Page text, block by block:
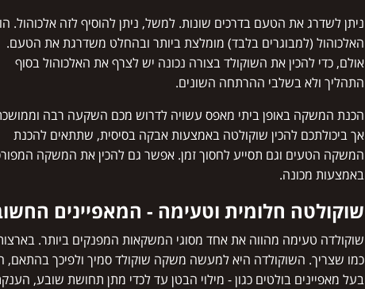
ניתן לשדרג את הטעם בדרכים שונות. למשל, ניתן להוסיף לזה אלכוהול.
האלכוהול (למבוגרים בלבד) מומלצת ביותר ובהחלט משדרגת את הטעם.
אולם, כדי להכין את השוקולד בצורה נכונה יש לצרף את האלכוהול בסוף
התהליך ולא בשלבי ההרתחה השונים.
הכנת המשקה באופן ביתי מאפס עשויה לדרוש מכם השקעה רבה
אך ביכולתכם להכין שוקולטה באמצעות אבקה בסיסית, שתתאים להכנת
המשקה הטעים וגם תסייע לחסוך זמן. אפשר גם להכין את המשקה
באמצעות מכונה.
שוקולטה חלומית וטעימה - המאפיינים
שוקולדה טעימה מהווה את אחד מסוגי המשקאות המפנקים ביותר.
כמו שצריך. השוקולדה היא למעשה משקה שוקולד סמיך ולפיכך
בעל מאפיינים בולטים כגון - מילוי הבטן עד לכדי מתן תחושת שובע,